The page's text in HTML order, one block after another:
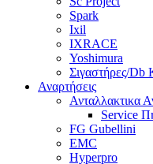
Spark
Ixil
IXRACE
Yoshimura
Σιγαστήρες/Db
Αναρτήσεις
Ανταλλακτικα
Service
FG Gubellini
EMC
Hyperpro